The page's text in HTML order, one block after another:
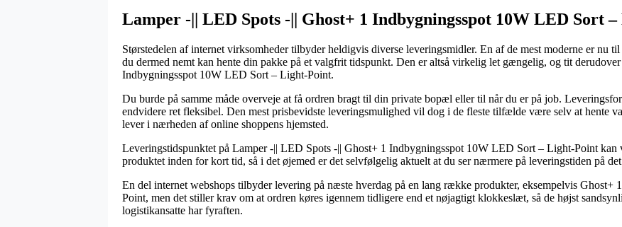
Lamper -|| LED Spots -|| Ghost+ 1 Indbygningsspot 10W LED Sort
Størstedelen af internet virksomheder tilbyder heldigvis diverse leveringsmidler. En af de mest moderne er nu
du dermed nemt kan hente din pakke på et valgfrit tidspunkt. Den er altså virkelig let gængelig, og tit
Indbygningsspot 10W LED Sort – Light-Point.
Du burde på samme måde overveje at få ordren bragt til din private bopæl eller til når du er på job.
endvidere ret fleksibel. Den mest prisbevidste leveringsmulighed vil dog i de fleste tilfælde være selv at hente
lever i nærheden af online shoppens hjemsted.
Leveringstidspunktet på Lamper -|| LED Spots -|| Ghost+ 1 Indbygningsspot 10W LED Sort – Light-Point kan
produktet inden for kort tid, så i det øjemed er det selvfølgelig aktuelt at du ser nærmere på leveringstiden på
En del internet webshops tilbyder levering på næste hverdag på en lang række produkter, eksempelvis
Point, men det stiller krav om at ordren køres igennem tidligere end et nøjagtigt klokkeslæt, så de højst
logistikansatte har fyraften.